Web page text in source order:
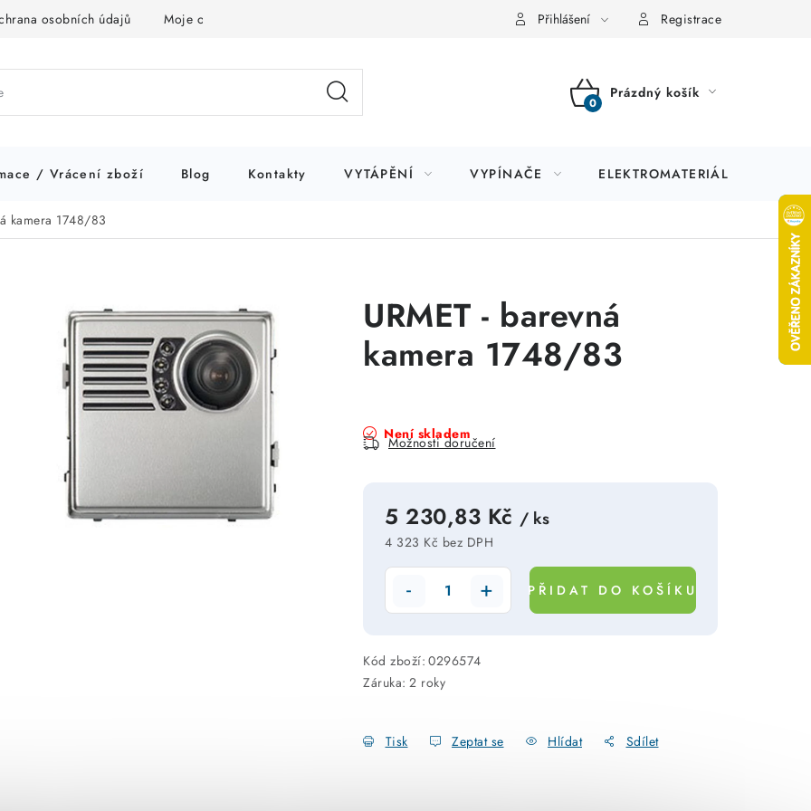
osobních údajů Moje objednávka Přihlášení Registrace
NÁKUPNÍ
Prázdný košík
/ Vrácení zboží Blog Kontakty VYTÁPĚNÍ VYPÍNAČE ELEKTROMATERIÁL
kamera 1748/83
URMET - barevná
kamera 1748/83
Není skladem
Možnosti doručení
5 230,83 Kč / ks
4 323 Kč bez DPH
PŘIDAT DO KOŠÍKU
Kód zboží: 0296574
Záruka: 2 roky
Tisk Zeptat se Hlídat Sdílet